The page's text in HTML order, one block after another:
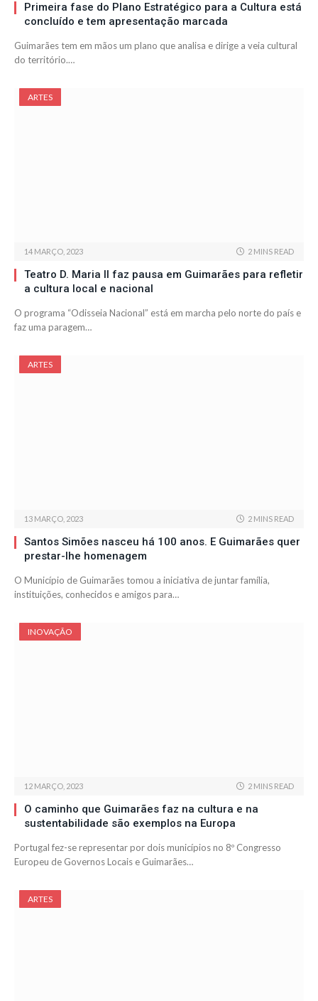
Primeira fase do Plano Estratégico para a Cultura está
concluído e tem apresentação marcada
Guimarães tem em mãos um plano que analisa e dirige a veia cultural
do território.…
ARTES
14 MARÇO, 2023 2 MINS READ
Teatro D. Maria II faz pausa em Guimarães para refletir
a cultura local e nacional
O programa “Odisseia Nacional” está em marcha pelo norte do país e
faz uma paragem…
ARTES
13 MARÇO, 2023 2 MINS READ
Santos Simões nasceu há 100 anos. E Guimarães quer
prestar-lhe homenagem
O Município de Guimarães tomou a iniciativa de juntar família,
instituições, conhecidos e amigos para…
INOVAÇÃO
12 MARÇO, 2023 2 MINS READ
O caminho que Guimarães faz na cultura e na
sustentabilidade são exemplos na Europa
Portugal fez-se representar por dois municípios no 8º Congresso
Europeu de Governos Locais e Guimarães…
ARTES